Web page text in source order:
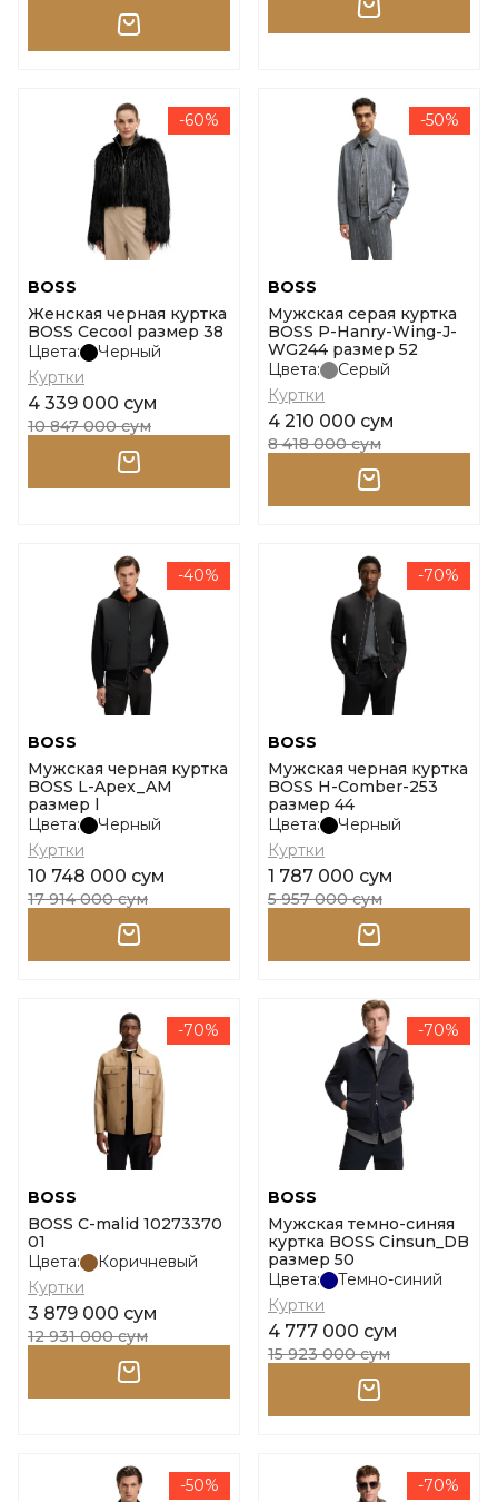
-60%
BOSS
Женская черная куртка
BOSS Cecool размер 38
Цвета:
Черный
Куртки
4 339 000 сум
10 847 000 сум
-50%
BOSS
Мужская серая куртка
BOSS P-Hanry-Wing-J-
WG244 размер 52
Цвета:
Серый
Куртки
4 210 000 сум
8 418 000 сум
-40%
BOSS
Мужская черная куртка
BOSS L-Apex_AM
размер l
Цвета:
Черный
Куртки
10 748 000 сум
17 914 000 сум
-70%
BOSS
Мужская черная куртка
BOSS H-Comber-253
размер 44
Цвета:
Черный
Куртки
1 787 000 сум
5 957 000 сум
-70%
BOSS
BOSS C-malid 10273370
01
Цвета:
Коричневый
Куртки
3 879 000 сум
12 931 000 сум
-70%
BOSS
Мужская темно-синяя
куртка BOSS Cinsun_DB
размер 50
Цвета:
Темно-синий
Куртки
4 777 000 сум
15 923 000 сум
-50% -70%